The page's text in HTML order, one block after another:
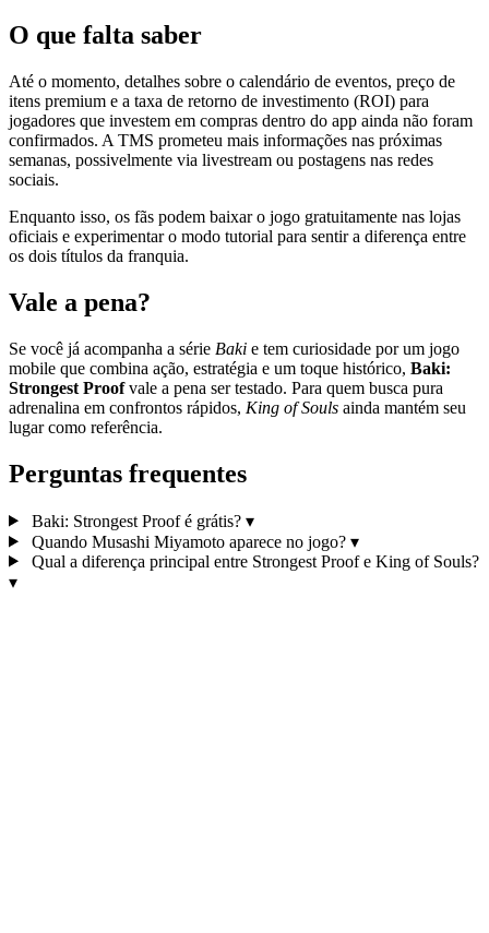
O que falta saber
Até o momento, detalhes sobre o calendário de eventos, preço de
itens premium e a taxa de retorno de investimento (ROI) para
jogadores que investem em compras dentro do app ainda não foram
confirmados. A TMS prometeu mais informações nas próximas
semanas, possivelmente via livestream ou postagens nas redes
sociais.
Enquanto isso, os fãs podem baixar o jogo gratuitamente nas lojas
oficiais e experimentar o modo tutorial para sentir a diferença entre
os dois títulos da franquia.
Vale a pena?
Se você já acompanha a série Baki e tem curiosidade por um jogo
mobile que combina ação, estratégia e um toque histórico, Baki:
Strongest Proofvale a pena ser testado. Para quem busca pura
adrenalina em confrontos rápidos, King of Souls ainda mantém seu
lugar como referência.
Perguntas frequentes
Baki: Strongest Proof é grátis? ▾
Quando Musashi Miyamoto aparece no jogo? ▾
Qual a diferença principal entre Strongest Proof e King of Souls?
▾